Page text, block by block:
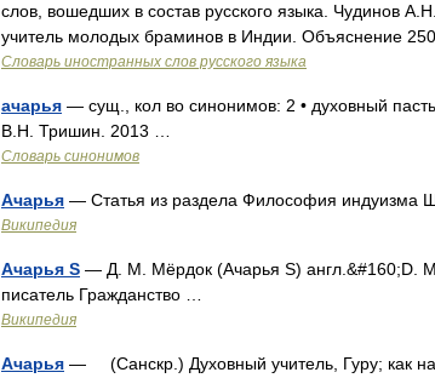
слов, вошедших в состав русского языка. Чудинов
учитель молодых браминов в Индии. Объяснение
Словарь иностранных слов русского языка
ачарья — сущ., кол во синонимов: 2 • духовный
В.Н. Тришин. 2013 …
Словарь синонимов
Ачарья — Статья из раздела Философия индуизма
Википедия
Ачарья S — Д. М. Мёрдок (Ачарья S) англ.&#160;D.
писатель Гражданство …
Википедия
Ачарья — (Санскр.) Духовный учитель, Гуру; как